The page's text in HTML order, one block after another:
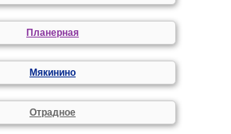
Планерная
Мякинино
Отрадное